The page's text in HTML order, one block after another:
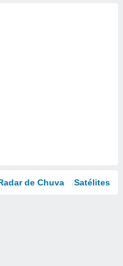
de Chuva Satélites